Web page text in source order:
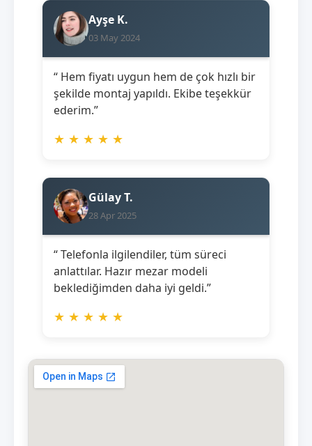
Ayşe K.
03 May 2024
“ Hem fiyatı uygun hem de çok hızlı bir
şekilde montaj yapıldı. Ekibe teşekkür
ederim.”
★ ★ ★ ★ ★
Gülay T.
28 Apr 2025
“ Telefonla ilgilendiler, tüm süreci
anlattılar. Hazır mezar modeli
beklediğimden daha iyi geldi.”
★ ★ ★ ★ ★